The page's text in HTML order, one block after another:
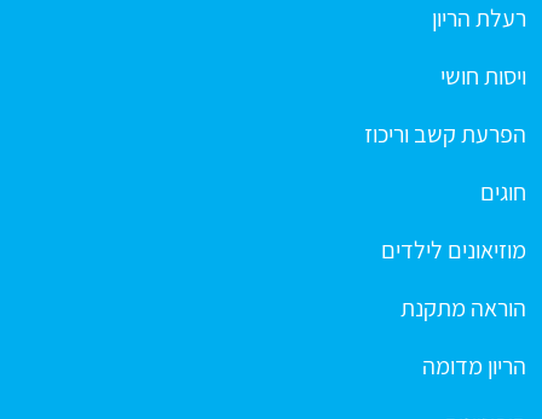
רעלת הריון
ויסות חושי
הפרעת קשב וריכוז
חוגים
מוזיאונים לילדים
הוראה מתקנת
הריון מדומה